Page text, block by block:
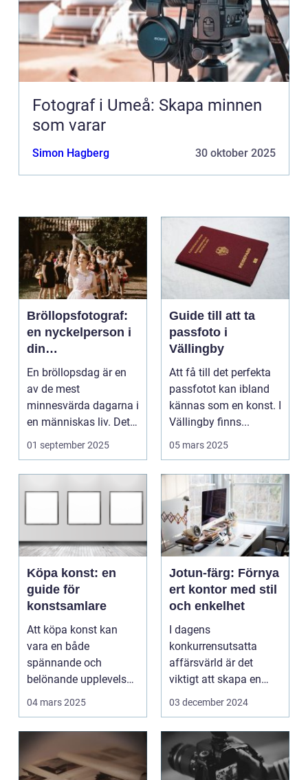
Fotograf i Umeå: Skapa minnen
som varar
Simon Hagberg 30 oktober 2025
Bröllopsfotograf:
en nyckelperson i
din
bröllopsberättelse
En bröllopsdag är en
av de mest
minnesvärda dagarna i
en människas liv. Det
&aum...
01 september 2025
Guide till att ta
passfoto i
Vällingby
Att få till det perfekta
passfotot kan ibland
kännas som en konst. I
Vällingby finns...
05 mars 2025
Köpa konst: en
guide för
konstsamlare
Att köpa konst kan
vara en både
spännande och
belönande upplevelse.
Det handlar...
04 mars 2025
Jotun-färg: Förnya
ert kontor med stil
och enkelhet
I dagens
konkurrensutsatta
affärsvärld är det
viktigt att skapa en
arbetsmiljö s...
03 december 2024